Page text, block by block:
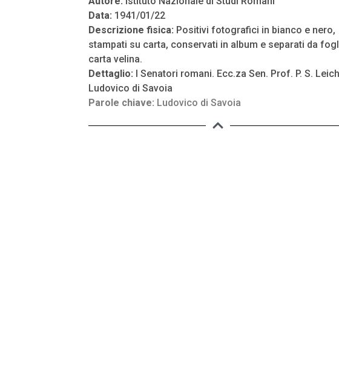
Data: 1941/01/22
Descrizione fisica: Positivi fotografici in bianco e nero,
stampati su carta, conservati in album e separati da
carta velina.
Dettaglio: I Senatori romani. Ecc.za Sen. Prof. P. S.
Ludovico di Savoia
Parole chiave: Ludovico di Savoia